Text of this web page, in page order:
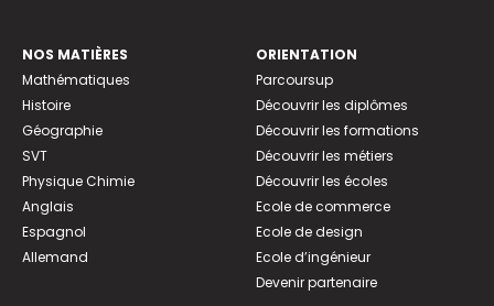
NOS MATIÈRES
Mathématiques
Histoire
Géographie
SVT
Physique Chimie
Anglais
Espagnol
Allemand
ORIENTATION
Parcoursup
Découvrir les diplômes
Découvrir les formations
Découvrir les métiers
Découvrir les écoles
Ecole de commerce
Ecole de design
Ecole d’ingénieur
Devenir partenaire